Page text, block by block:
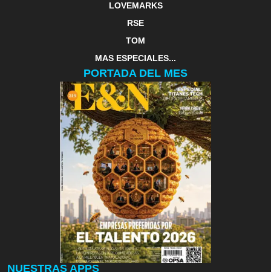
LOVEMARKS
RSE
TOM
MAS ESPECIALES...
PORTADA DEL MES
NUESTRAS APPS